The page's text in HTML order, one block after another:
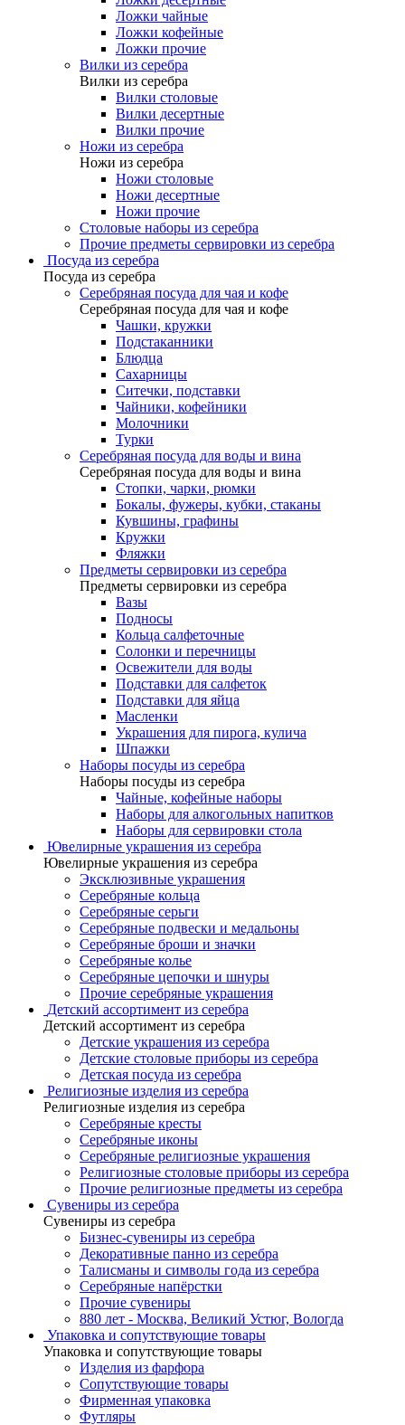
Ложки чайные
Ложки кофейные
Ложки прочие
Вилки из серебра
Вилки из серебра
Вилки столовые
Вилки десертные
Вилки прочие
Ножи из серебра
Ножи из серебра
Ножи столовые
Ножи десертные
Ножи прочие
Столовые наборы из серебра
Прочие предметы сервировки из серебра
Посуда из серебра
Посуда из серебра
Серебряная посуда для чая и кофе
Серебряная посуда для чая и кофе
Чашки, кружки
Подстаканники
Блюдца
Сахарницы
Ситечки, подставки
Чайники, кофейники
Молочники
Турки
Серебряная посуда для воды и вина
Серебряная посуда для воды и вина
Стопки, чарки, рюмки
Бокалы, фужеры, кубки, стаканы
Кувшины, графины
Кружки
Фляжки
Предметы сервировки из серебра
Предметы сервировки из серебра
Вазы
Подносы
Кольца салфеточные
Солонки и перечницы
Освежители для воды
Подставки для салфеток
Подставки для яйца
Масленки
Украшения для пирога, кулича
Шпажки
Наборы посуды из серебра
Наборы посуды из серебра
Чайные, кофейные наборы
Наборы для алкогольных напитков
Наборы для сервировки стола
Ювелирные украшения из серебра
Ювелирные украшения из серебра
Эксклюзивные украшения
Серебряные кольца
Серебряные серьги
Серебряные подвески и медальоны
Серебряные броши и значки
Серебряные колье
Серебряные цепочки и шнуры
Прочие серебряные украшения
Детский ассортимент из серебра
Детский ассортимент из серебра
Детские украшения из серебра
Детские столовые приборы из серебра
Детская посуда из серебра
Религиозные изделия из серебра
Религиозные изделия из серебра
Серебряные кресты
Серебряные иконы
Серебряные религиозные украшения
Религиозные столовые приборы из серебра
Прочие религиозные предметы из серебра
Сувениры из серебра
Сувениры из серебра
Бизнес-сувениры из серебра
Декоративные панно из серебра
Талисманы и символы года из серебра
Серебряные напёрстки
Прочие сувениры
880 лет - Москва, Великий Устюг, Вологда
Упаковка и сопутствующие товары
Упаковка и сопутствующие товары
Изделия из фарфора
Сопутствующие товары
Фирменная упаковка
Футляры